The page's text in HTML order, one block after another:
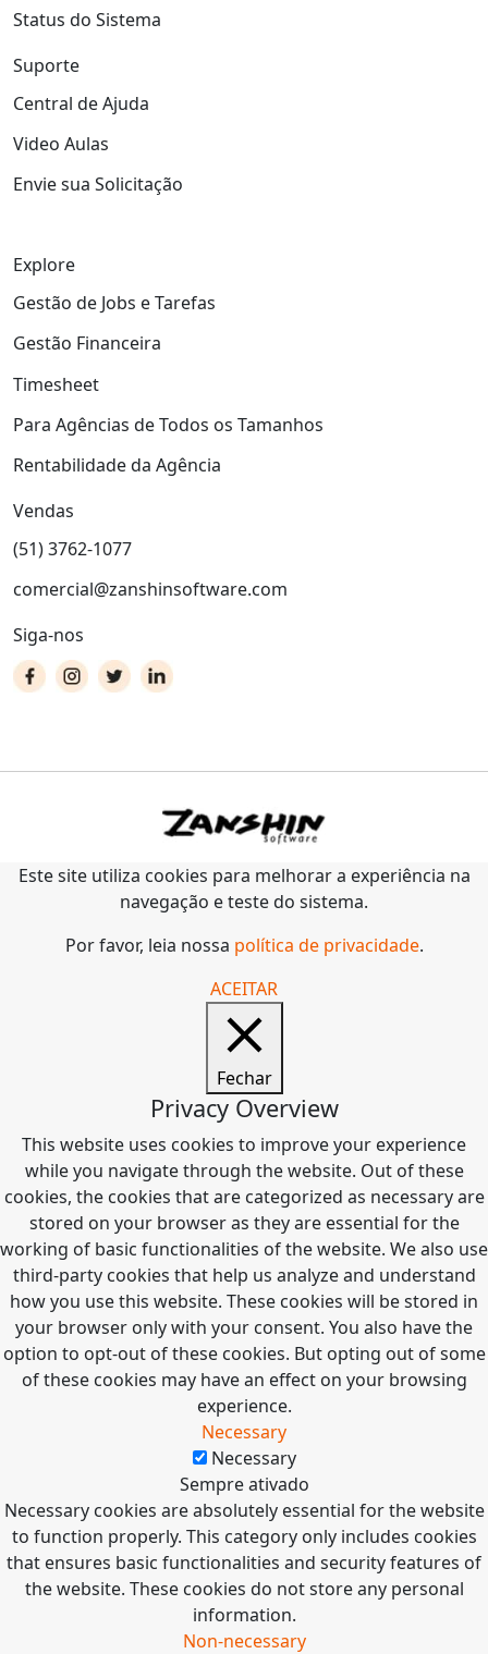
Status do Sistema
Suporte
Central de Ajuda
Video Aulas
Envie sua Solicitação
Explore
Gestão de Jobs e Tarefas
Gestão Financeira
Timesheet
Para Agências de Todos os Tamanhos
Rentabilidade da Agência
Vendas
(51) 3762-1077
comercial@zanshinsoftware.com
Siga-nos
Este site utiliza cookies para melhorar a experiência na
navegação e teste do sistema.
Por favor, leia nossa política de privacidade.
ACEITAR
Fechar
Privacy Overview
This website uses cookies to improve your experience
while you navigate through the website. Out of these
cookies, the cookies that are categorized as necessary are
stored on your browser as they are essential for the
working of basic functionalities of the website. We also use
third-party cookies that help us analyze and understand
how you use this website. These cookies will be stored in
your browser only with your consent. You also have the
option to opt-out of these cookies. But opting out of some
of these cookies may have an effect on your browsing
experience.
Necessary
Necessary
Sempre ativado
Necessary cookies are absolutely essential for the website
to function properly. This category only includes cookies
that ensures basic functionalities and security features of
the website. These cookies do not store any personal
information.
Non-necessary